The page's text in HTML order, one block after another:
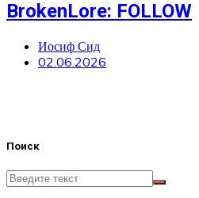
BrokenLore: FOLLOW
Иосиф Сид
02.06.2026
Поиск